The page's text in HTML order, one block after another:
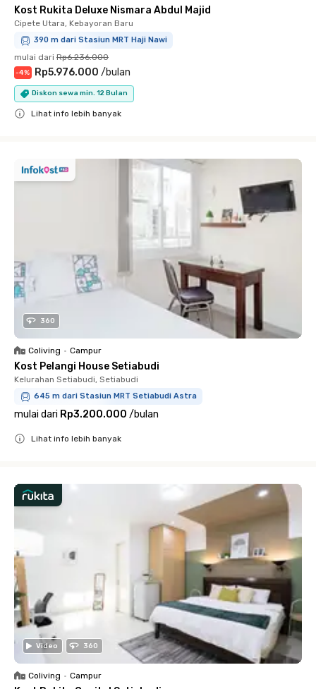
Kost Rukita Deluxe Nismara Abdul Majid
Cipete Utara, Kebayoran Baru
390 m dari Stasiun MRT Haji Nawi
mulai dari Rp6.236.000
-4% Rp5.976.000 /bulan
Diskon sewa min. 12 Bulan
Lihat info lebih banyak
360
Coliving • Campur
Kost Pelangi House Setiabudi
Kelurahan Setiabudi, Setiabudi
645 m dari Stasiun MRT Setiabudi Astra
mulai dari Rp3.200.000 /bulan
Lihat info lebih banyak
Video 360
Coliving • Campur